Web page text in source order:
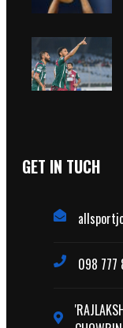
GET IN TUCH
098 777